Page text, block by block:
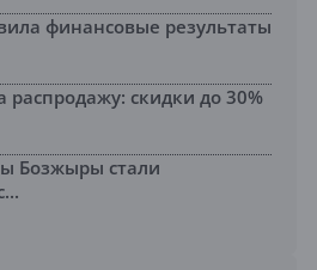
финансовые результаты
распродажу: скидки до 30%
Бозжыры стали